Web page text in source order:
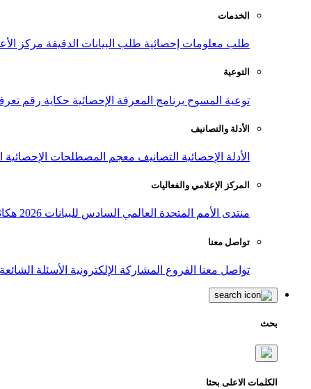
الخدمات
طلب معلومات إحصائية طلب البيانات الدقيقة مركز
التوعية
توعية المسوح برنامج المعرفة الإحصائية حكاية رقم
الأدلة والتصانيف
الأدلة الإحصائية التصانيف معجم المصطلحات الإحصائية
المركز الإعلامي والفعاليات
منتدى الأمم المتحدة العالمي السادس للبيانات 2026
تواصل معنا
تواصل معنا الفروع المشاركة الإلكترونية الأسئلة الشائعة
بحث
الكلمات الاعلى بحثا